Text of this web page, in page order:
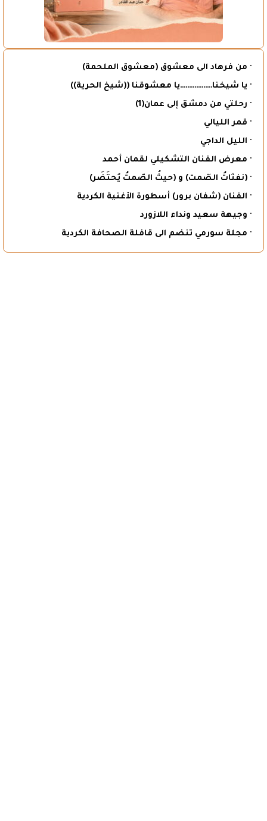
· من فرهاد الى معشوق (معشوق الملحمة)
· يا شيخنا………………يا معشوقنا ((شيخ الحرية))
· رحلتي من دمشق إلى عمان(1)
· قمر الليالي
· الليل الداجي
· معرض الفنان التشكيلي لقمان أحمد
· (نفثاتُ الصّمت) و (حيثُ الصّمتُ يُحتَضَر)
· الفنان (شفان برور) أسطورة الأغنية الكردية
· وجيهة سعيد ونداء اللازورد
· مجلة سورمي تنضم الى قافلة الصحافة الكردية